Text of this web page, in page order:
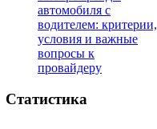
автомобиля с
водителем: критерии,
условия и важные
вопросы к
провайдеру
Статистика